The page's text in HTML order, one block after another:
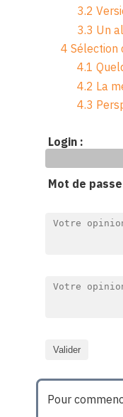
3.2
3.3 Un
4 Sélection
4.1
4.2 La
4.3
Login :
Mot de
Pour